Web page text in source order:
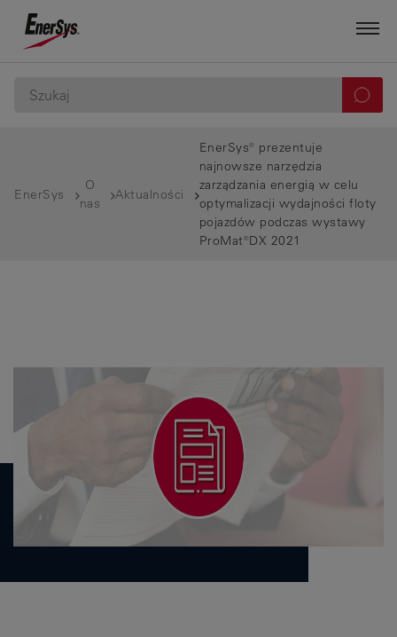
EnerSys
O
nas
Aktualności
EnerSys® prezentuje
najnowsze narzędzia
zarządzania energią w celu
optymalizacji wydajności floty
pojazdów podczas wystawy
ProMat®DX 2021